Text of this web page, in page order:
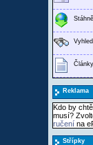
Články
Reklama
Kdo by
musí?
ručení na
Střípky